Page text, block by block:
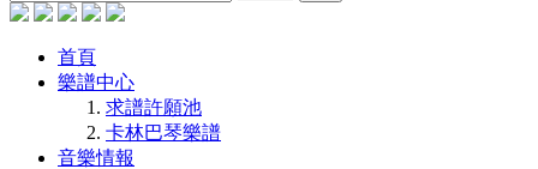
首頁
樂譜中心
求譜許願池
卡林巴琴樂譜
音樂情報